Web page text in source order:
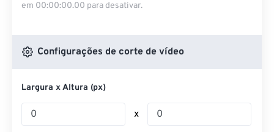
em 00:00:00.00 para desativar.
Configurações de corte de vídeo
Largura x Altura (px)
x